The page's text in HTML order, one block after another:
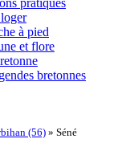
pratiques
à pied
et flore
bretonnes
(56)» Séné